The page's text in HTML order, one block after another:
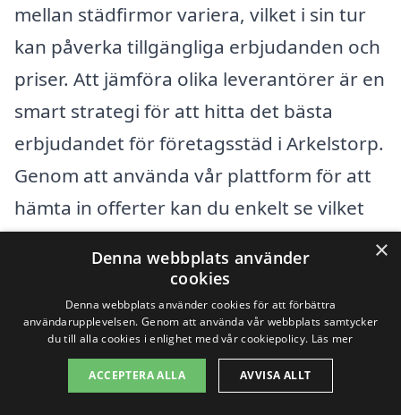
mellan städfirmor variera, vilket i sin tur
kan påverka tillgängliga erbjudanden och
priser. Att jämföra olika leverantörer är en
smart strategi för att hitta det bästa
erbjudandet för företagsstäd i Arkelstorp.
Genom att använda vår plattform för att
hämta in offerter kan du enkelt se vilket
pris och vilka tjänster som erbjuds av olika
företag, vilket ger dig möjlighet att fatta
ett informerat beslut som främjar både
kvalitet och kostnadseffektivitet.
Få 3 erbjudanden, gratis och utan
×
Denna webbplats använder
cookies
Denna webbplats använder cookies för att förbättra
användarupplevelsen. Genom att använda vår webbplats samtycker
du till alla cookies i enlighet med vår cookiepolicy. Läs mer
ACCEPTERA ALLA AVVISA ALLT